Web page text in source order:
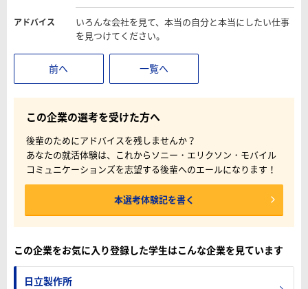
アドバイス
いろんな会社を見て、本当の自分と本当にしたい仕事
を見つけてください。
前へ 一覧へ
この企業の選考を受けた方へ
後輩のためにアドバイスを残しませんか？
あなたの就活体験は、これからソニー・エリクソン・モバイル
コミュニケーションズを志望する後輩へのエールになります！
本選考体験記を書く
この企業をお気に入り登録した学生はこんな企業を見ています
日立製作所